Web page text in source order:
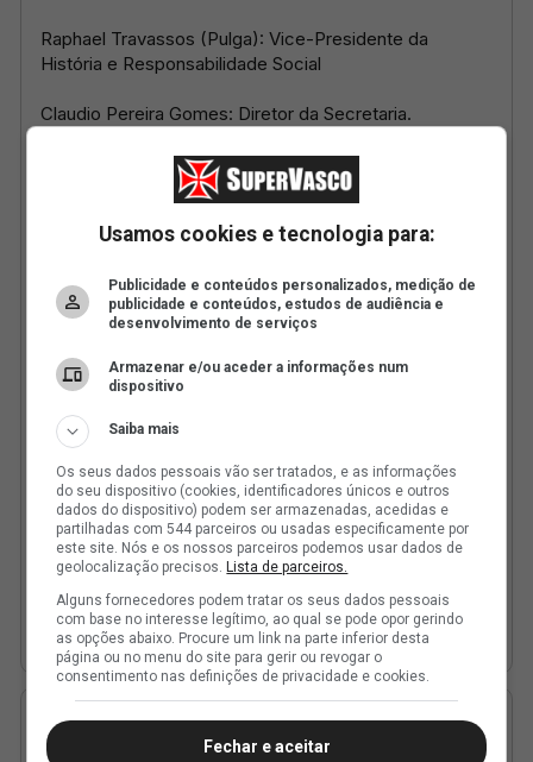
Usamos cookies e tecnologia para:
Publicidade e conteúdos personalizados, medição de
publicidade e conteúdos, estudos de audiência e
desenvolvimento de serviços
Armazenar e/ou aceder a informações num
dispositivo
Saiba mais
Os seus dados pessoais vão ser tratados, e as informações
do seu dispositivo (cookies, identificadores únicos e outros
dados do dispositivo) podem ser armazenadas, acedidas e
partilhadas com 544 parceiros ou usadas especificamente por
este site. Nós e os nossos parceiros podemos usar dados de
geolocalização precisos. Lista de parceiros.
Alguns fornecedores podem tratar os seus dados pessoais
com base no interesse legítimo, ao qual se pode opor gerindo
as opções abaixo. Procure um link na parte inferior desta
página ou no menu do site para gerir ou revogar o
consentimento nas definições de privacidade e cookies.
Fechar e aceitar